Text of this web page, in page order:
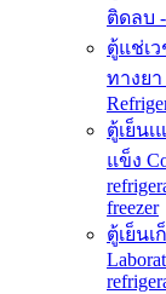
ติดลบ -
ตู้แช่เ
ทางยา
ตู้เย็น
แข็ง
freezer
ตู้เย็นเ